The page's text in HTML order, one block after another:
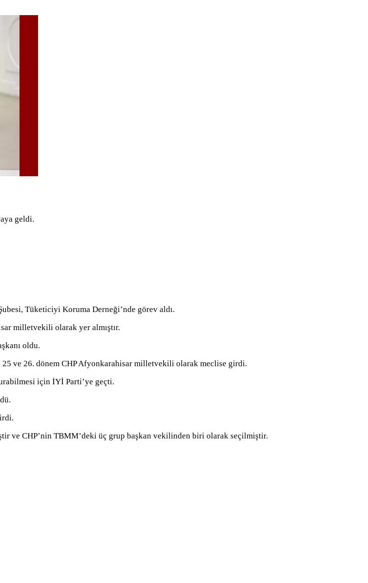
geldi.
Tüketiciyi Koruma Derneği’nde görev aldı.
milletvekili olarak yer almıştır.
oldu.
ve 26. dönem CHP Afyonkarahisar milletvekili olarak meclise girdi.
için İYİ Parti’ye geçti.
ve CHP’nin TBMM’deki üç grup başkan vekilinden biri olarak seçilmiştir.